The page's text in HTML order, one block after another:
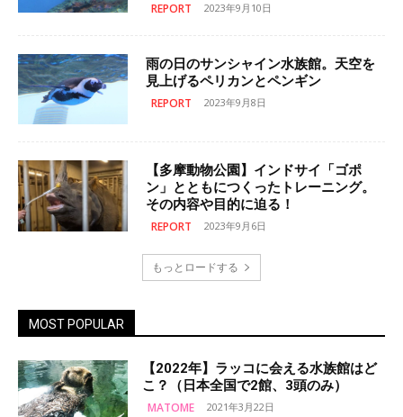
REPORT 2023年9月10日
雨の日のサンシャイン水族館。天空を
見上げるペリカンとペンギン
REPORT 2023年9月8日
【多摩動物公園】インドサイ「ゴポ
ン」とともにつくったトレーニング。
その内容や目的に迫る！
REPORT 2023年9月6日
もっとロードする
MOST POPULAR
【2022年】ラッコに会える水族館はど
こ？（日本全国で2館、3頭のみ）
MATOME 2021年3月22日